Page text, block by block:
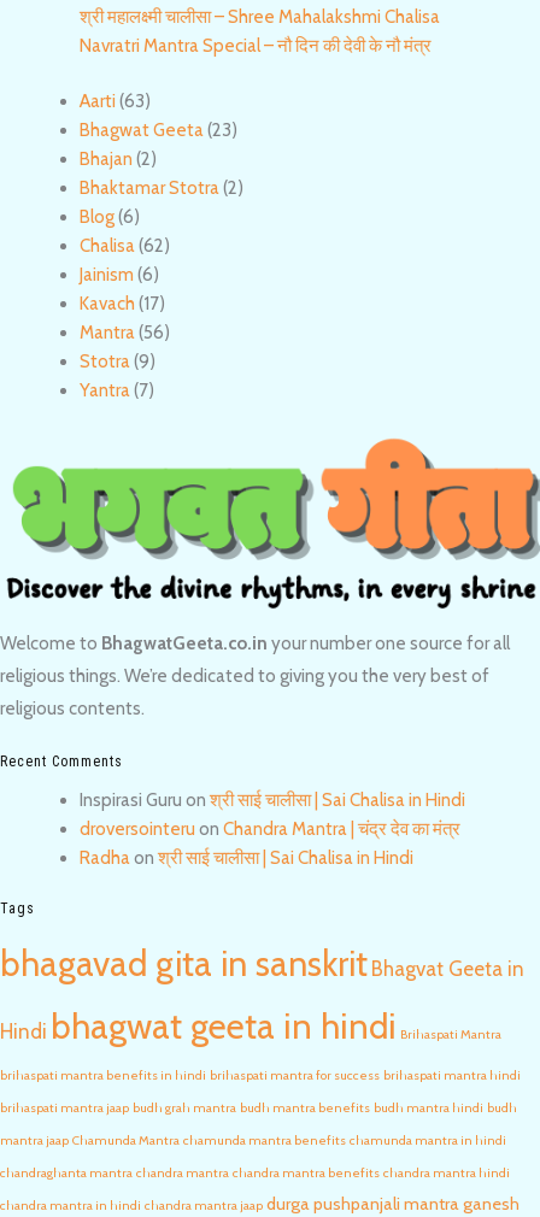
श्री महालक्ष्मी चालीसा – Shree Mahalakshmi Chalisa
Navratri Mantra Special – नौ दिन की देवी के नौ मंत्र
Aarti (63)
Bhagwat Geeta(23)
Bhajan (2)
Bhaktamar Stotra(2)
Blog(6)
Chalisa(62)
Jainism (6)
Kavach (17)
Mantra(56)
Stotra(9)
Yantra(7)
Welcome to BhagwatGeeta.co.in your number one source for all
religious things. We’re dedicated to giving you the very best of
religious contents.
Recent Comments
Inspirasi Guru onश्री साई चालीसा | Sai Chalisa in Hindi
droversointeru on Chandra Mantra | चंद्र देव का मंत्र
Radhaonश्री साई चालीसा | Sai Chalisa in Hindi
Tags
bhagavad gita in sanskrit Bhagvat Geeta in
Hindi bhagwat geeta in hindi Brihaspati Mantra
brihaspati mantra benefits in hindi brihaspati mantra for success brihaspati mantra hindi
brihaspati mantra jaap budh grah mantra budh mantra benefits budh mantra hindi budh
mantra jaap Chamunda Mantra chamunda mantra benefits chamunda mantra in hindi
chandraghanta mantra chandra mantra chandra mantra benefits chandra mantra hindi
chandra mantra in hindi chandra mantra jaap durga pushpanjali mantraganesh